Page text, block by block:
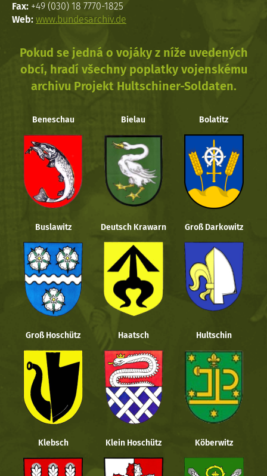
Fax: +49 (030) 18 7770-1825
Web: www.bundesarchiv.de
Pokud se jedná o vojáky z níže uvedených
obcí, hradí všechny poplatky vojenskému
archivu Projekt Hultschiner-Soldaten.
Beneschau Bielau Bolatitz
Buslawitz Deutsch Krawarn Groß Darkowitz
Groß Hoschütz Haatsch Hultschin
Klebsch Klein Hoschütz Köberwitz